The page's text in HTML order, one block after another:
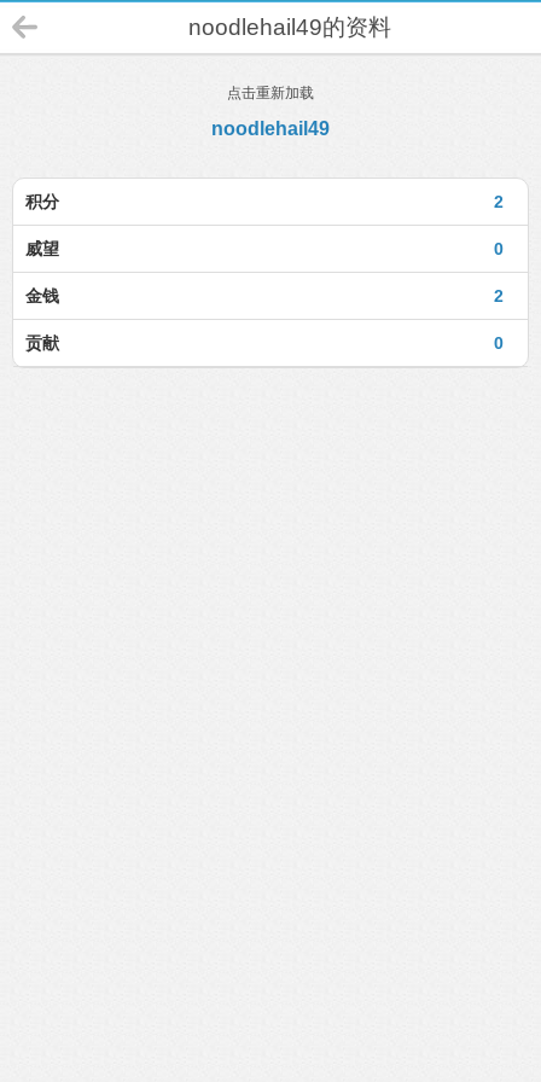
noodlehail49的资料
点击重新加载
noodlehail49
2
积分
0
威望
2
金钱
0
贡献